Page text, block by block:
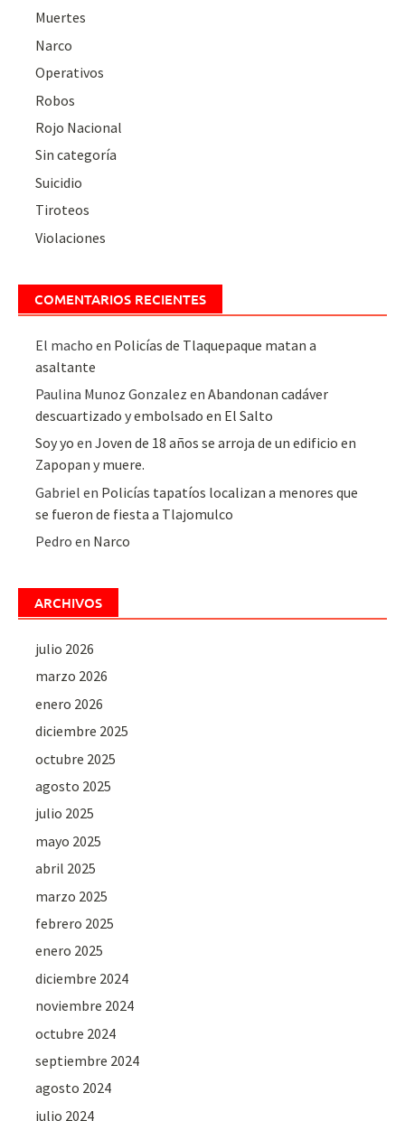
Muertes
Narco
Operativos
Robos
Rojo Nacional
Sin categoría
Suicidio
Tiroteos
Violaciones
COMENTARIOS RECIENTES
El macho en Policías de Tlaquepaque matan a
asaltante
Paulina Munoz Gonzalez enAbandonan cadáver
descuartizado y embolsado en El Salto
Soy yo enJoven de 18 años se arroja de un edificio en
Zapopan y muere.
Gabriel en Policías tapatíos localizan a menores que
se fueron de fiesta a Tlajomulco
Pedro en Narco
ARCHIVOS
julio 2026
marzo 2026
enero 2026
diciembre 2025
octubre 2025
agosto 2025
julio 2025
mayo 2025
abril 2025
marzo 2025
febrero 2025
enero 2025
diciembre 2024
noviembre 2024
octubre 2024
septiembre 2024
agosto 2024
julio 2024